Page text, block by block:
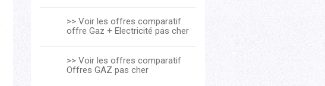
>> Voir les offres comparatif
offre Gaz + Electricité pas cher
>> Voir les offres comparatif
Offres GAZ pas cher